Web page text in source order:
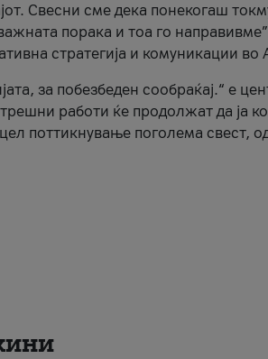
Свесни сме дека понекогаш
порака и тоа го
стратегија и комуникации во
за побезбеден сообраќај.“ е
работи ќе продолжат да ја
поттикнување поголема свест,